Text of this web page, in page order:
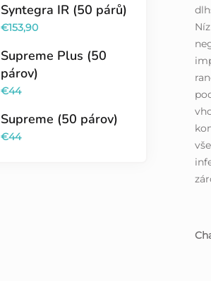
Syntegra IR (50 párů)
€153,90
Supreme Plus (50
párov)
€44
Supreme (50 párov)
€44